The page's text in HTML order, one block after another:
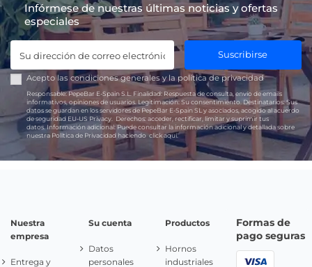
Infórmese de nuestras últimas noticias y ofertas
especiales
Suscribirse
Acepto las condiciones generales y lapolítica de privacidad
Responsable:PepeBar E-Spain S.L. Finalidad: Respuesta de consulta, envío de emails
informativos, opiniones de usuarios. Legitimación: Su consentimiento. Destinatarios:Sus
datos se guardan en los servidores de PepeBar E-Spain SL y asociados, acogido al acuerdo
de seguridad EU-US Privacy.
Derechos: acceder, rectificar, limitar y suprimir tus
datos.Información adicional:Puede consultar la información adicional y detallada sobre
nuestra Política de Privacidad haciendoclick aquí.
Nuestra
empresa
Entrega y
Su cuenta
Datos
personales
Productos
Hornos
industriales
Formas de
pago seguras